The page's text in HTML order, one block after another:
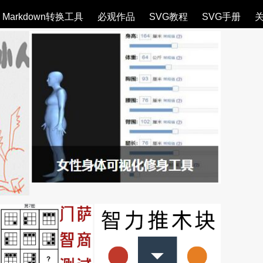
Markdown转换工具 必观作品 SVG教程 SVG手册